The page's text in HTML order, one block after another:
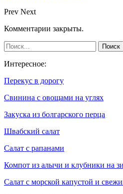
Prev Next
Комментарии закрыты.
Интересное:
Перекус в дорогу
Свинина с овощами на углях
Закуска из болгарского перца
Швабский салат
Салат с рапанами
Компот из алычи и клубники на
Салат с морской капустой и